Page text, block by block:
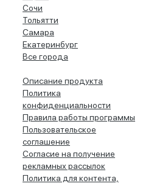
Сочи
Тольятти
Самара
Екатеринбург
Все города
Описание продукта
Политика
конфиденциальности
Правила работы программы
Пользовательское
соглашение
Согласие на получение
рекламных рассылок
Политика для контента,